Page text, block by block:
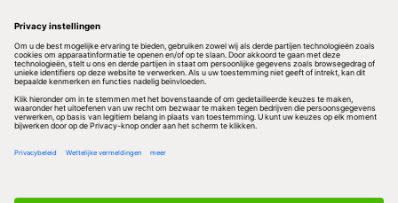
Privacyinstellingen
Volg ons